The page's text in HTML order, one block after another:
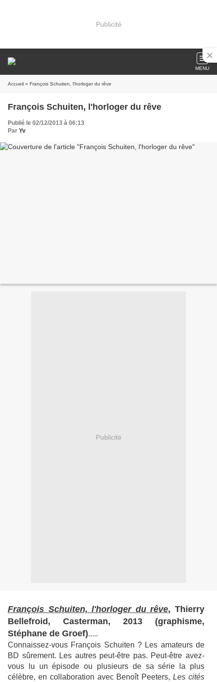
Publicité
MENU
Accueil » François Schuiten, l'horloger du rêve
François Schuiten, l'horloger du rêve
Publié le 02/12/2013 à 06:13
Par Yv
Publicité
François Schuiten, l'horloger du rêve, Thierry
Bellefroid, Casterman, 2013 (graphisme,
Stéphane de Groef).....
Connaissez-vous François Schuiten ? Les amateurs de
BD sûrement. Les autres peut-être pas. Peut-être avez-
vous lu un épisode ou plusieurs de sa série la plus
célèbre, en collaboration avec Benoît Peeters,Les cités